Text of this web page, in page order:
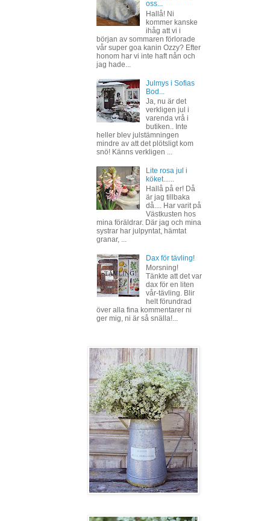
oss...
Hallå! Ni
kommer kanske
ihåg att vi i
början av sommaren förlorade
vår super goa kanin Ozzy? Efter
honom har vi inte haft nån och
jag hade...
Julmys i Sofias
Bod...
Ja, nu är det
verkligen jul i
varenda vrå i
butiken.. Inte
heller blev julstämningen
mindre av att det plötsligt kom
snö! Känns verkligen ...
Lite rosa jul i
köket......
Hallå på er! Då
är jag tillbaka
då.... Har varit på
Västkusten hos
mina föräldrar. Där jag och mina
systrar har julpyntat, hämtat
granar, ...
Dax för tävling!
Morsning!
Tänkte att det var
dax för en liten
vår-tävling. Blir
helt förundrad
över alla fina kommentarer ni
ger mig, ni är så snälla!...